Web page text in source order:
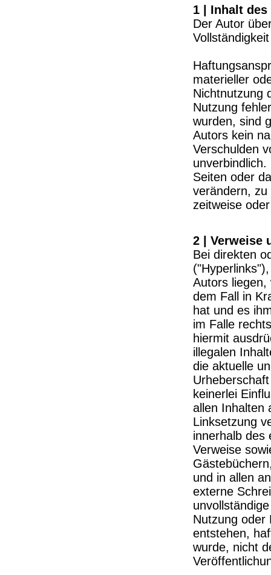
1 | Inhalt
Der Autor
materieller
Nichtnutzung
Nutzung
wurden, sind
Autors kein
Verschulden
Seiten oder
verändern, zu
zeitweise
2 | Verweise
Bei direkten
Autors liegen,
dem Fall in
hat und es
im Falle
hiermit
illegalen
die aktuelle
keinerlei
allen Inhalten
Linksetzung
innerhalb des
Verweise
und in allen
externe
Nutzung oder
entstehen,
wurde, nicht